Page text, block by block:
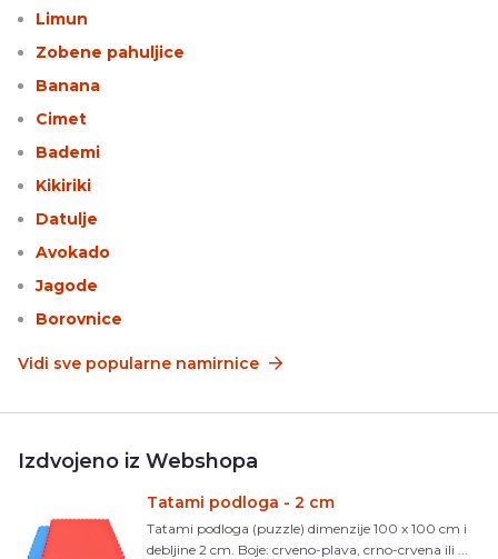
Limun
Zobene pahuljice
Banana
Cimet
Bademi
Kikiriki
Datulje
Avokado
Jagode
Borovnice
Vidi sve popularne namirnice
Izdvojeno iz Webshopa
Tatami podloga - 2 cm
Tatami podloga (puzzle) dimenzije 100 x 100 cm i
debljine 2 cm. Boje: crveno-plava, crno-crvena ili ...